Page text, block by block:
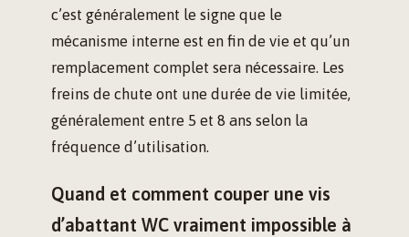
c’est généralement le signe que le
mécanisme interne est en fin de vie et qu’un
remplacement complet sera nécessaire. Les
freins de chute ont une durée de vie limitée,
généralement entre 5 et 8 ans selon la
fréquence d’utilisation.
Quand et comment couper une vis
d’abattant WC vraiment impossible à